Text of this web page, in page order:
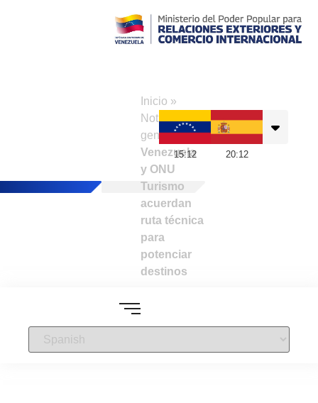
Inicio »
Noticias
generales»
Venezuela
y ONU
Turismo
acuerdan
ruta técnica
para
potenciar
destinos
15:12 20:12